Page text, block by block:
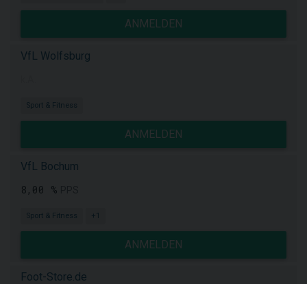
ANMELDEN
VfL Wolfsburg
Sport & Fitness
ANMELDEN
VfL Bochum
8,00 %
Sport & Fitness +1
ANMELDEN
Foot-Store.de